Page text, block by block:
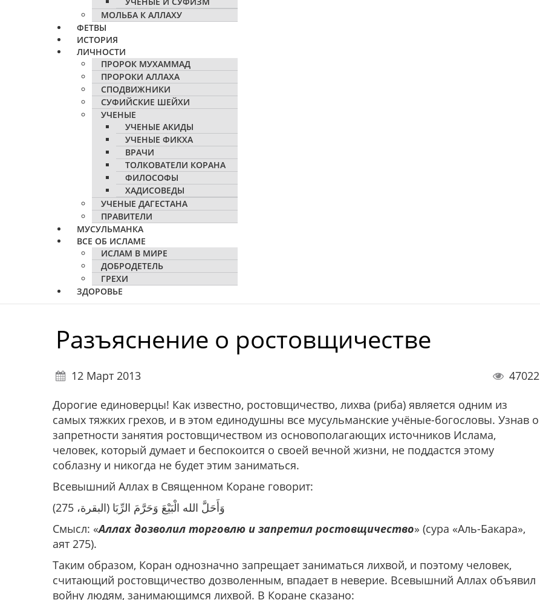
МОЛЬБА К АЛЛАХУ
ФЕТВЫ
ИСТОРИЯ
ЛИЧНОСТИ
ПРОРОК МУХАММАД
ПРОРОКИ АЛЛАХА
СПОДВИЖНИКИ
СУФИЙСКИЕ ШЕЙХИ
УЧЕНЫЕ
УЧЕНЫЕ АКИДЫ
УЧЕНЫЕ ФИКХА
ВРАЧИ
ТОЛКОВАТЕЛИ КОРАНА
ФИЛОСОФЫ
ХАДИСОВЕДЫ
УЧЕНЫЕ ДАГЕСТАНА
ПРАВИТЕЛИ
МУСУЛЬМАНКА
ВСЕ ОБ ИСЛАМЕ
ИСЛАМ В МИРЕ
ДОБРОДЕТЕЛЬ
ГРЕХИ
ЗДОРОВЬЕ
Разъяснение о ростовщичестве
12 Март 2013
47022
Дорогие единоверцы! Как известно, ростовщичество, лихва (риба) является одним из
самых тяжких грехов, и в этом единодушны все мусульманские учёные-богословы. Узнав о
запретности занятия ростовщичеством из основополагающих источников Ислама,
человек, который думает и беспокоится о своей вечной жизни, не поддастся этому
соблазну и никогда не будет этим заниматься.
Всевышний Аллах в Священном Коране говорит:
وَأَحَلَّ الله الْبَيْعَ وَحَرَّمَ الرِّبَا (البقرة، 275)
Смысл: «Аллах дозволил торговлю и запретил ростовщичество» (сура «Аль-Бакара»,
аят 275).
Таким образом, Коран однозначно запрещает заниматься лихвой, и поэтому человек,
считающий ростовщичество дозволенным, впадает в неверие. Всевышний Аллах объявил
войну людям, занимающимся лихвой. В Коране сказано: